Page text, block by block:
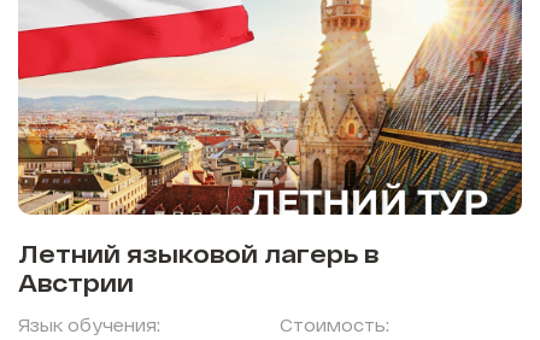
Летний языковой лагерь в
Австрии
Язык обучения:
Стоимость: